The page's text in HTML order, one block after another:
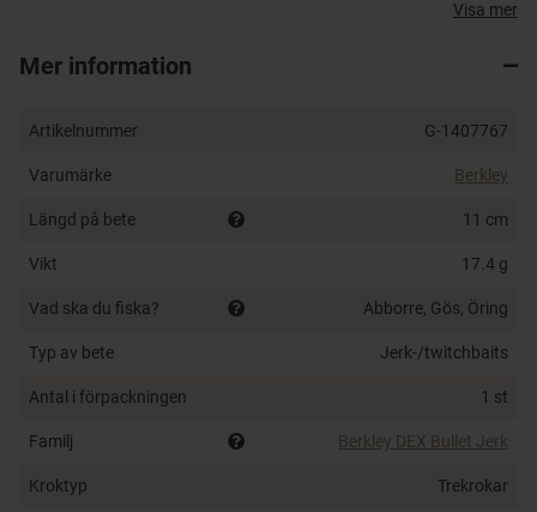
Sjunkande
Nervöst simmönster
Tillverkad av högkvalitativa komponenter
Visa mer
Mer information
Artikelnummer G-1407767
Varumärke Berkley
Längd på bete 11 cm
Vikt 17.4 g
Vad ska du fiska? Abborre, Gös, Öring
Typ av bete Jerk-/twitchbaits
Antal i förpackningen 1 st
Familj Berkley DEX Bullet Jerk
Kroktyp Trekrokar